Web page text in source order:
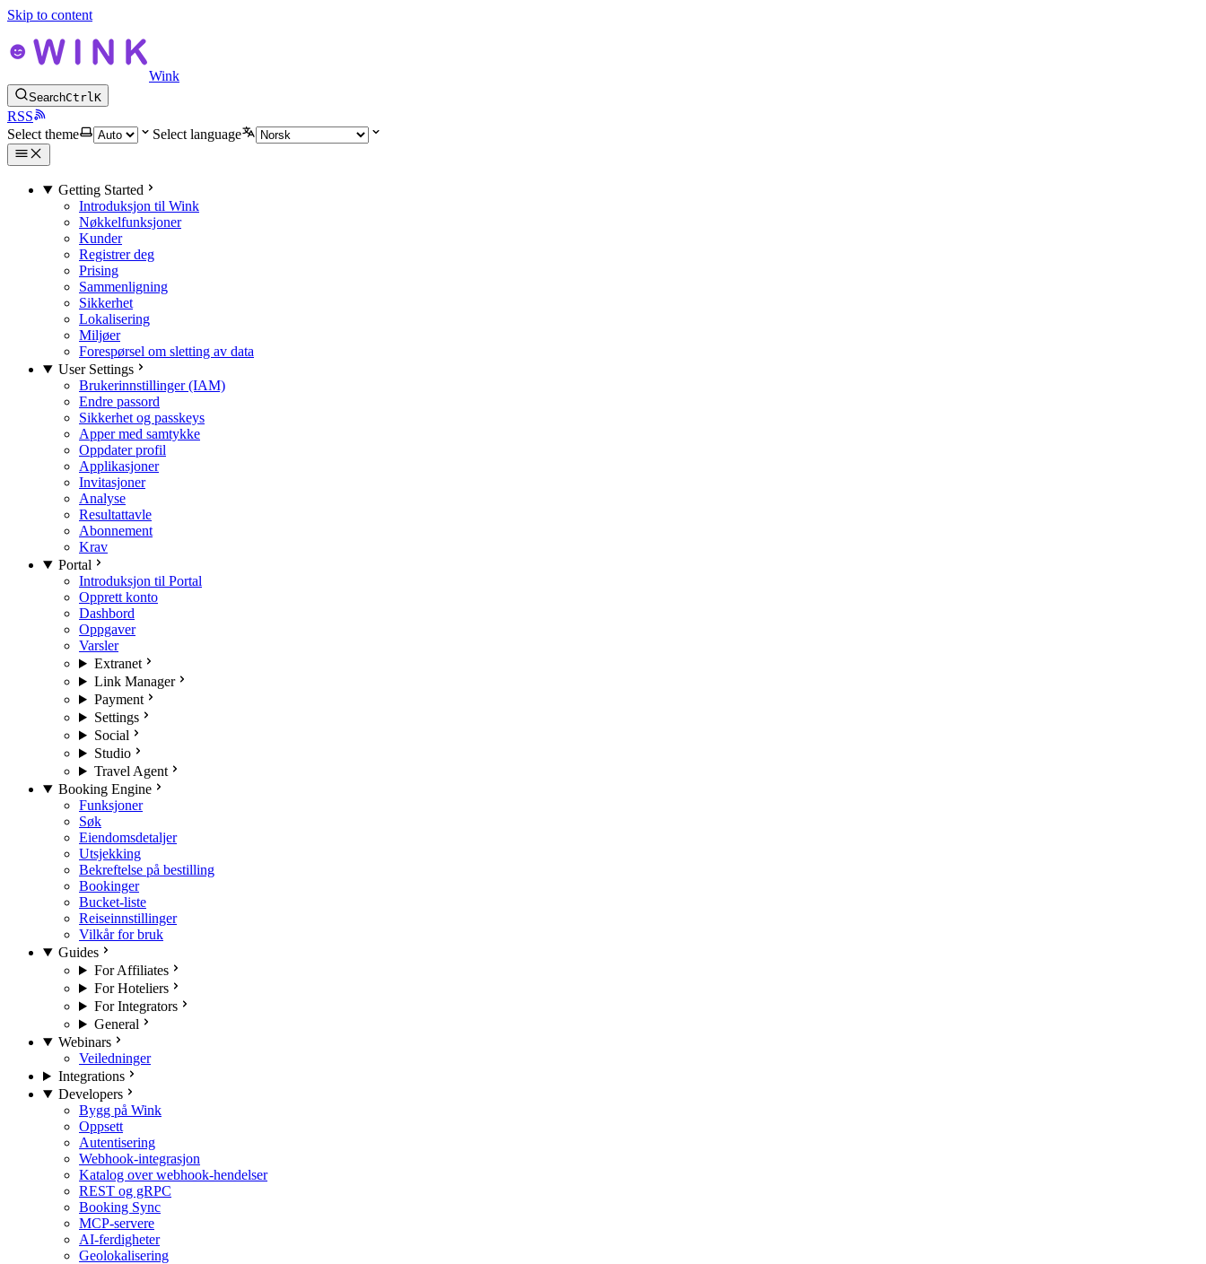
Skip to content
Wink
SearchCtrlK
RSS
Select theme
Select language
Getting Started
Introduksjon til Wink
Nøkkelfunksjoner
Kunder
Registrer deg
Prising
Sammenligning
Sikkerhet
Lokalisering
Miljøer
Forespørsel om sletting av data
User Settings
Brukerinnstillinger (IAM)
Endre passord
Sikkerhet og passkeys
Apper med samtykke
Oppdater profil
Applikasjoner
Invitasjoner
Analyse
Resultattavle
Abonnement
Krav
Portal
Introduksjon til Portal
Opprett konto
Dashbord
Oppgaver
Varsler
Extranet
Link Manager
Payment
Settings
Social
Studio
Travel Agent
Booking Engine
Funksjoner
Søk
Eiendomsdetaljer
Utsjekking
Bekreftelse på bestilling
Bookinger
Bucket-liste
Reiseinnstillinger
Vilkår for bruk
Guides
For Affiliates
For Hoteliers
For Integrators
General
Webinars
Veiledninger
Integrations
Developers
Bygg på Wink
Oppsett
Autentisering
Webhook-integrasjon
Katalog over webhook-hendelser
REST og gRPC
Booking Sync
MCP-servere
AI-ferdigheter
Geolokalisering